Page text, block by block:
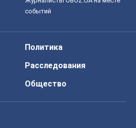
событий
Политика
Расследования
Общество